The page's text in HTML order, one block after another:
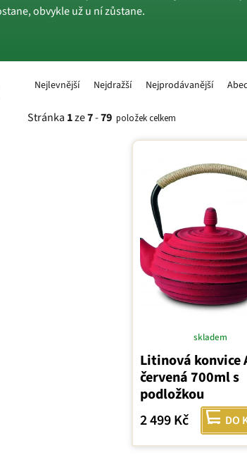
obvykle už u ní zůstane.
Ř
e
Nejlevnější Nejdražší Nejprodávanější
Stránka 1ze7-79 položek celkem
Litinová konvice
červená 700ml s
podložkou
hodnocení
produktu
je
5,0
z
5
skladem
2 499 Kč DO